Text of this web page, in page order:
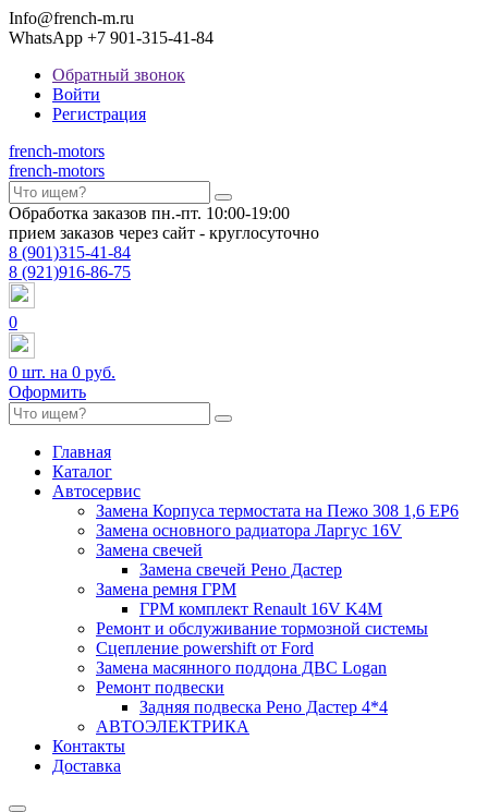
Info@french-m.ru
WhatsApp +7 901-315-41-84
Обратный звонок
Войти
Регистрация
french-motors
french-motors
Обработка заказов пн.-пт. 10:00-19:00
прием заказов через сайт - круглосуточно
8 (901)315-41-84
8 (921)916-86-75
0
0 шт. на 0 руб.
Оформить
Главная
Каталог
Автосервис
Замена Корпуса термостата на Пежо 308 1,6 EP6
Замена основного радиатора Ларгус 16V
Замена свечей
Замена свечей Рено Дастер
Замена ремня ГРМ
ГРМ комплект Renault 16V K4M
Ремонт и обслуживание тормозной системы
Сцепление powershift от Ford
Замена масянного поддона ДВС Logan
Ремонт подвески
Задняя подвеска Рено Дастер 4*4
АВТОЭЛЕКТРИКА
Контакты
Доставка